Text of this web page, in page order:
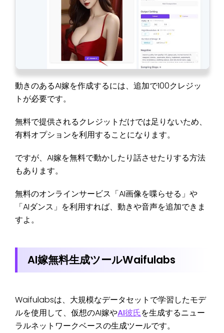
動きのあるAI嫁を作成するには、追加で100クレジッ
トが必要です。
無料で提供されるクレジットだけでは足りないため、
有料オプションを利用することになります。
ですが、AI嫁を無料で動かしたり話させたりする方法
もあります。
無料のオンラインサービス「AI画像を喋らせる」や
「AIダンス」を利用すれば、動きや音声を追加できま
すよ。
AI嫁無料生成ツールWaifulabs
Waifulabsは、大規模なデータセットで学習したモデ
ルを使用して、仮想のAI嫁やAI彼氏を生成するニュー
ラルネットワークベースの生成ツールです。